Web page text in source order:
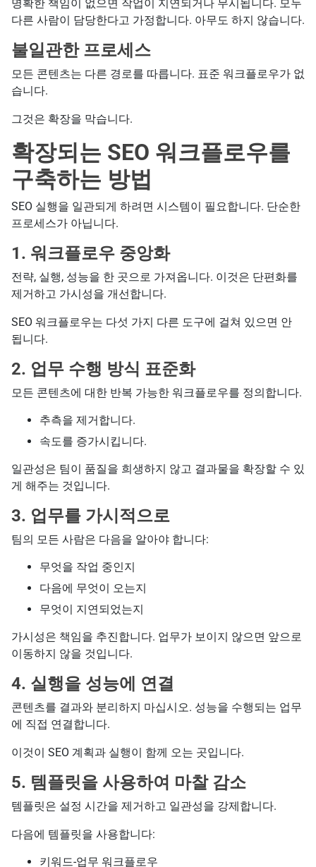
명확한 책임이 없으면 작업이 지연되거나 무시됩니다. 모두
다른 사람이 담당한다고 가정합니다. 아무도 하지 않습니다.
불일관한 프로세스
모든 콘텐츠는 다른 경로를 따릅니다. 표준 워크플로우가 없
습니다.
그것은 확장을 막습니다.
확장되는 SEO 워크플로우를
구축하는 방법
SEO 실행을 일관되게 하려면 시스템이 필요합니다. 단순한
프로세스가 아닙니다.
1. 워크플로우 중앙화
전략, 실행, 성능을 한 곳으로 가져옵니다. 이것은 단편화를
제거하고 가시성을 개선합니다.
SEO 워크플로우는 다섯 가지 다른 도구에 걸쳐 있으면 안
됩니다.
2. 업무 수행 방식 표준화
모든 콘텐츠에 대한 반복 가능한 워크플로우를 정의합니다.
추측을 제거합니다.
속도를 증가시킵니다.
일관성은 팀이 품질을 희생하지 않고 결과물을 확장할 수 있
게 해주는 것입니다.
3. 업무를 가시적으로
팀의 모든 사람은 다음을 알아야 합니다:
무엇을 작업 중인지
다음에 무엇이 오는지
무엇이 지연되었는지
가시성은 책임을 추진합니다. 업무가 보이지 않으면 앞으로
이동하지 않을 것입니다.
4. 실행을 성능에 연결
콘텐츠를 결과와 분리하지 마십시오. 성능을 수행되는 업무
에 직접 연결합니다.
이것이 SEO 계획과 실행이 함께 오는 곳입니다.
5. 템플릿을 사용하여 마찰 감소
템플릿은 설정 시간을 제거하고 일관성을 강제합니다.
다음에 템플릿을 사용합니다:
키워드-업무 워크플로우